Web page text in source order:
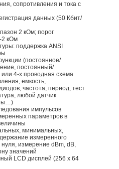
сопротивления и тока с
данных (50 Кбит/
2 кОм; порог
2 кОм
поддержка ANSI
(постоянное/
постоянный/
4-х проводная схема
емкость,
частота, период, тест
любой датчик
импульсов
параметров в
минимальных,
измеренного
нуля, измерение dBm, dB,
значений
LCD дисплей (256 x 64